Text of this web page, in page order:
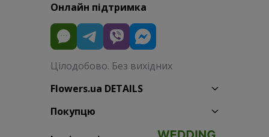
Онлайн підтримка
Цілодобово. Без вихідних
Flowers.ua DETAILS
Покупцю